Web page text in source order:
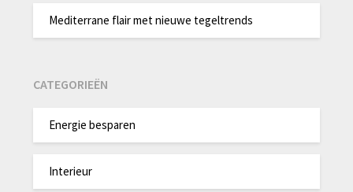
Mediterrane flair met nieuwe tegeltrends
CATEGORIEËN
Energie besparen
Interieur